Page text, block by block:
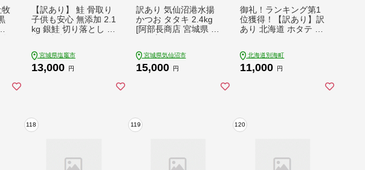
牧
【訳あり】 鮭 骨取り
子供も安心 無添加 2.1
kg 銀鮭 切り落とし 不
凍 塩釜水産食品 宮城
県 塩竈市 魚介
宮城県塩竈市
13,000 円
訳あり 気仙沼港水揚
かつお タタキ 2.4kg
[阿部長商店 宮城県 気
かな 真空パック 鰹 カ
ツオ 鰹たたき たたき
宮城県気仙沼市
15,000 円
御礼！ランキング第1
位獲得！【訳あり】訳
あり 北海道 ホタテ 50
北海道別海町
11,000 円
118 119 120